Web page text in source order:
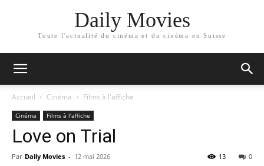
Daily Movies
Toute l'actualité du cinéma et du cinéma en Suisse
Accueil Cinéma Films à l'affiche
Cinéma Films à l'affiche
Love on Trial
Par Daily Movies - 12 mai 2026 0
13